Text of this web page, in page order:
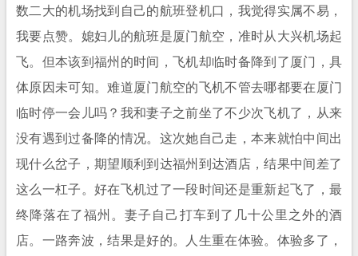
数二大的机场找到自己的航班登机口，我觉得实属不易，
我要点赞。媳妇儿的航班是厦门航空，准时从大兴机场起
飞。但本该到福州的时间，飞机却临时备降到了厦门，具
体原因未可知。难道厦门航空的飞机不管去哪都要在厦门
临时停一会儿吗？我和妻子之前坐了不少次飞机了，从来
没有遇到过备降的情况。这次她自己走，本来就怕中间出
现什么岔子，期望顺利到达福州到达酒店，结果中间差了
这么一杠子。好在飞机过了一段时间还是重新起飞了，最
终降落在了福州。妻子自己打车到了几十公里之外的酒
店。一路奔波，结果是好的。人生重在体验。体验多了，